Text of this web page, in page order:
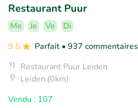
Restaurant Puur
Me Je Ve
Di
9.5
Parfait • 937 commentaires
Restaurant Puur Leiden
Leiden (0km)
Vendu : 107